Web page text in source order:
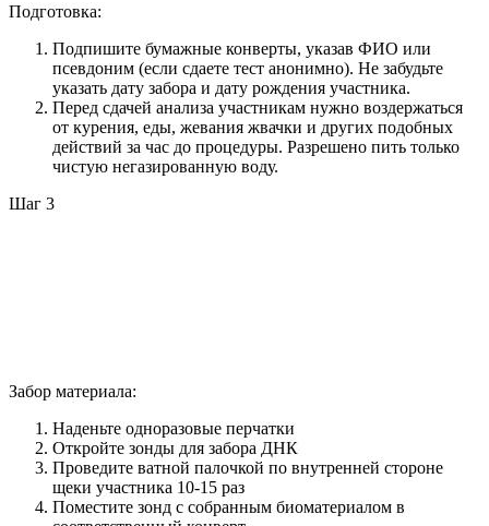
Подготовка:
Подпишите бумажные конверты, указав ФИО или
псевдоним (если сдаете тест анонимно). Не забудьте
указать дату забора и дату рождения участника.
Перед сдачей анализа участникам нужно воздержаться
от курения, еды, жевания жвачки и других подобных
действий за час до процедуры. Разрешено пить только
чистую негазированную воду.
Шаг 3
Забор материала:
Наденьте одноразовые перчатки
Откройте зонды для забора ДНК
Проведите ватной палочкой по внутренней стороне
щеки участника 10-15 раз
Поместите зонд с собранным биоматериалом в